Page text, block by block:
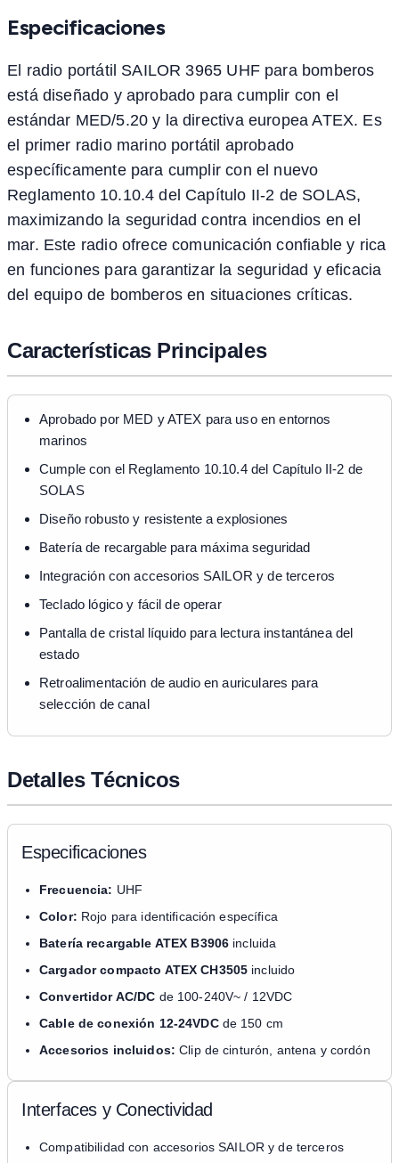
Especificaciones
El radio portátil SAILOR 3965 UHF para bomberos
está diseñado y aprobado para cumplir con el
estándar MED/5.20 y la directiva europea ATEX. Es
el primer radio marino portátil aprobado
específicamente para cumplir con el nuevo
Reglamento 10.10.4 del Capítulo II-2 de SOLAS,
maximizando la seguridad contra incendios en el
mar. Este radio ofrece comunicación confiable y rica
en funciones para garantizar la seguridad y eficacia
del equipo de bomberos en situaciones críticas.
Características Principales
Aprobado por MED y ATEX para uso en entornos
marinos
Cumple con el Reglamento 10.10.4 del Capítulo II-2 de
SOLAS
Diseño robusto y resistente a explosiones
Batería de recargable para máxima seguridad
Integración con accesorios SAILOR y de terceros
Teclado lógico y fácil de operar
Pantalla de cristal líquido para lectura instantánea del
estado
Retroalimentación de audio en auriculares para
selección de canal
Detalles Técnicos
Especificaciones
Frecuencia: UHF
Color: Rojo para identificación específica
Batería recargable ATEX B3906 incluida
Cargador compacto ATEX CH3505 incluido
Convertidor AC/DC de 100-240V~ / 12VDC
Cable de conexión 12-24VDCde 150 cm
Accesorios incluidos: Clip de cinturón, antena y cordón
Interfaces y Conectividad
Compatibilidad con accesorios SAILOR y de terceros